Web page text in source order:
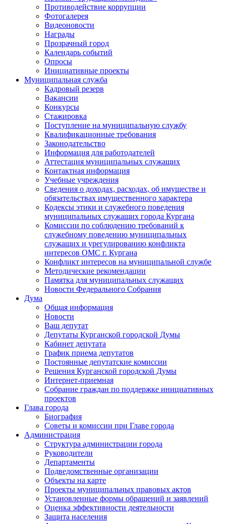
Противодействие коррупции
Фотогалерея
Видеоновости
Награды
Прозрачный город
Календарь событий
Опросы
Инициативные проекты
Муниципальная служба
Кадровый резерв
Вакансии
Конкурсы
Стажировка
Поступление на муниципальную службу
Квалификационные требования
Законодательство
Информация для работодателей
Аттестация муниципальных служащих
Контактная информация
Учебные учреждения
Сведения о доходах, расходах, об имуществе и
обязательствах имущественного характера
Кодексы этики и служебного поведения
муниципальных служащих города Кургана
Комиссии по соблюдению требований к
служебному поведению муниципальных
служащих и урегулированию конфликта
интересов ОМС г. Кургана
Конфликт интересов на муниципальной службе
Методические рекомендации
Памятка для муниципальных служащих
Новости Федерального Cобрания
Дума
Общая информация
Новости
Ваш депутат
Депутаты Курганской городской Думы
Кабинет депутата
График приема депутатов
Постоянные депутатские комиссии
Решения Курганской городской Думы
Интернет-приемная
Собрание граждан по поддержке инициативных
проектов
Глава города
Биография
Советы и комиссии при Главе города
Администрация
Структура администрации города
Руководители
Департаменты
Подведомственные организации
Объекты на карте
Проекты муниципальных правовых актов
Установленные формы обращений и заявлений
Оценка эффективности деятельности
Защита населения